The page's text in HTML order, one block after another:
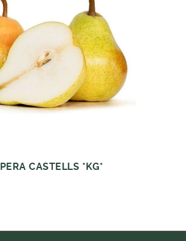
PERA CASTELLS *KG*